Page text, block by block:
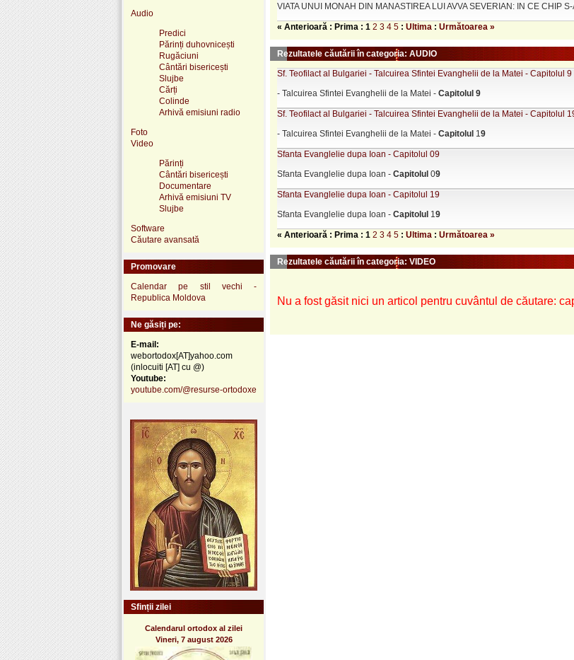
Audio
Predici
Părinți duhovnicești
Rugăciuni
Cântări bisericești
Slujbe
Cărți
Colinde
Arhivă emisiuni radio
Foto
Video
Părinți
Cântări bisericești
Documentare
Arhivă emisiuni TV
Slujbe
Software
Căutare avansată
Promovare
Calendar pe stil vechi -
Republica Moldova
Ne găsiți pe:
E-mail:
webortodox[AT]yahoo.com
(inlocuiti [AT] cu @)
Youtube:
youtube.com/@resurse-ortodoxe
VIATA UNUI MONAH DIN MANASTIREA LUI AVVA SEVERIAN: IN CE CHIP
« Anterioară : Prima : 1 2 3 4 5 : Ultima : Următoarea »
Rezultatele căutării în categoria: AUDIO
Sf. Teofilact al Bulgariei - Talcuirea Sfintei Evanghelii de la Matei - Capitolul 9
- Talcuirea Sfintei Evanghelii de la Matei - Capitolul 9
Sf. Teofilact al Bulgariei - Talcuirea Sfintei Evanghelii de la Matei - Capitolul
- Talcuirea Sfintei Evanghelii de la Matei - Capitolul 19
Sfanta Evanglelie dupa Ioan - Capitolul 09
Sfanta Evanglelie dupa Ioan - Capitolul 09
Sfanta Evanglelie dupa Ioan - Capitolul 19
Sfanta Evanglelie dupa Ioan - Capitolul 19
« Anterioară : Prima : 1 2 3 4 5 : Ultima : Următoarea »
Rezultatele căutării în categoria: VIDEO
Nu a fost găsit nici un articol pentru cuvântul de căutare:
Sfinții zilei
Calendarul ortodox al zilei
Vineri, 7 august 2026